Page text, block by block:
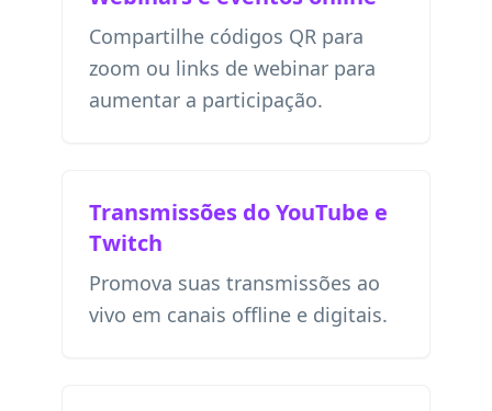
Compartilhe códigos QR para
zoom ou links de webinar para
aumentar a participação.
Transmissões do YouTube e
Twitch
Promova suas transmissões ao
vivo em canais offline e digitais.